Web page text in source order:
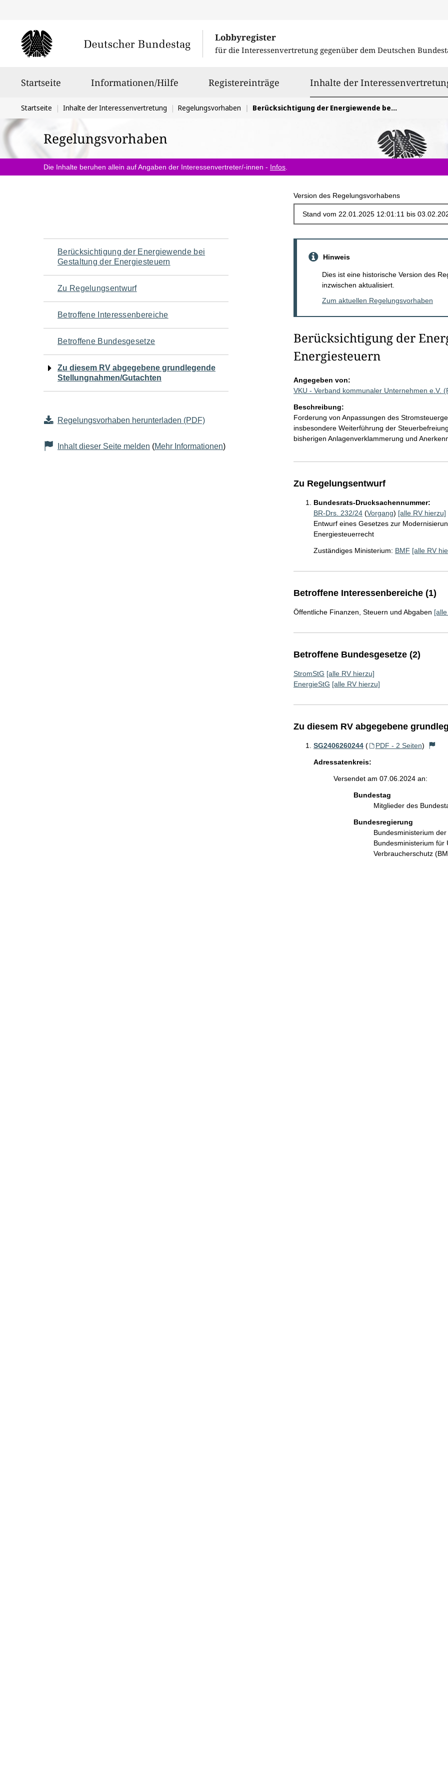
Lobbyregister
für die Interessenvertretung gegenüber dem Deutschen
Startseite Informationen/Hilfe Registereinträge Inhalte der
Sie
befinden
sich
hier:
Startseite Inhalte der Interessenvertretung Regelungsvorhaben Berücksichtigung der Energiewende bei Gestaltung der Energiesteuern
Regelungsvorhaben
Die Inhalte beruhen allein auf Angaben der Interessenvertreter/-innen - Infos
Version des Regelungsvorhabens
Navigation
für
den
Seiteninhalt
Berücksichtigung der Energiewende bei
Gestaltung der Energiesteuern
Zu Regelungsentwurf
Betroffene Interessenbereiche
Betroffene Bundesgesetze
Zu diesem RV abgegebene grundlegende
Stellungnahmen/Gutachten
Regelungsvorhaben herunterladen (PDF)
Inhalt dieser Seite melden (Mehr Informationen)
Hinweis
Dies ist eine historische Version des
inzwischen aktualisiert.
Zum aktuellen Regelungsvorhaben
Berücksichtigung der
Energiesteuern
Angegeben von:
VKU - Verband kommunaler Unternehmen e.V.
Beschreibung:
Forderung von Anpassungen des
insbesondere Weiterführung der
bisherigen Anlagenverklammerung und
Zu Regelungsentwurf
Bundesrats-Drucksachennummer:
BR-Drs. 232/24(Vorgang) [alle RV hierzu]
Entwurf eines Gesetzes zur
Energiesteuerrecht
Zuständiges Ministerium: BMF [alle RV
Betroffene Interessenbereiche (1)
Öffentliche Finanzen, Steuern und Abgaben
Betroffene Bundesgesetze (2)
StromStG [alle RV hierzu]
EnergieStG [alle RV hierzu]
Zu diesem RV abgegebene
SG2406260244 ( PDF - 2 Seiten)
Adressatenkreis:
Versendet am 07.06.2024 an:
Bundestag
Mitglieder des
Bundesregierung
Bundesministerium
Bundesministerium für
Verbraucherschutz